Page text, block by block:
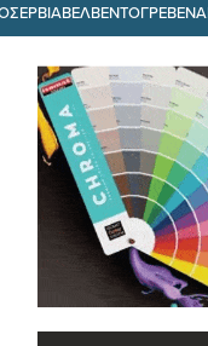
ΣΕΡΒΙΑΒΕΛΒΕΝΤΟΓΡΕΒΕΝΑ